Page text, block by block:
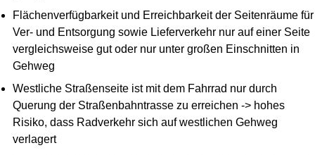
Flächenverfügbarkeit und Erreichbarkeit der Seitenräume für
Ver- und Entsorgung sowie Lieferverkehr nur auf einer Seite
vergleichsweise gut oder nur unter großen Einschnitten in
Gehweg
Westliche Straßenseite ist mit dem Fahrrad nur durch
Querung der Straßenbahntrasse zu erreichen -> hohes
Risiko, dass Radverkehr sich auf westlichen Gehweg
verlagert